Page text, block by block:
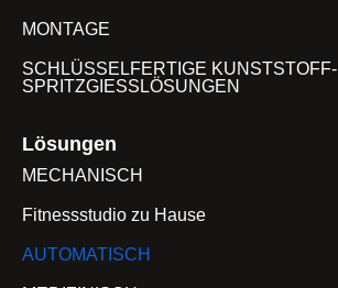
MONTAGE
SCHLÜSSELFERTIGE KUNSTSTOFF-
SPRITZGIESSLÖSUNGEN
Lösungen
MECHANISCH
Fitnessstudio zu Hause
AUTOMATISCH